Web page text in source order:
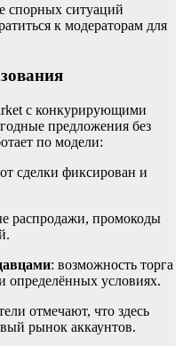
спорных ситуаций
к модераторам для
с конкурирующими
предложения без
по модели:
сделки фиксирован и
распродажи, промокоды
: возможность торга
определённых условиях.
отмечают, что здесь
рынок аккаунтов.